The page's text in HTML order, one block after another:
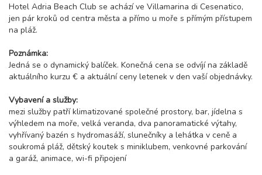
Hotel Adria Beach Club se achází ve Villamarina di Cesenatico,
jen pár kroků od centra města a přímo u moře s přímým přístupem
na pláž.
Poznámka:
Jedná se o dynamický balíček. Konečná cena se odvíjí na základě
aktuálního kurzu € a aktuální ceny letenek v den vaší objednávky.
Vybavení a služby:
mezi služby patří klimatizované společné prostory, bar, jídelna s
výhledem na moře, velká veranda, dva panoramatické výtahy,
vyhřívaný bazén s hydromasáží, slunečníky a lehátka v ceně a
soukromá pláž, dětský koutek s miniklubem, venkovné parkování
a garáž, animace, wi-fi připojení